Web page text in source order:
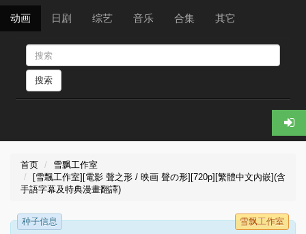
动画 日剧 综艺 音乐 合集 其它
搜索
首页
雪飘工作室
[雪飄工作室][電影 聲之形 / 映画 聲の形][720p][繁體中文內嵌](含
手語字幕及特典漫畫翻譯)
种子信息 雪飘工作室